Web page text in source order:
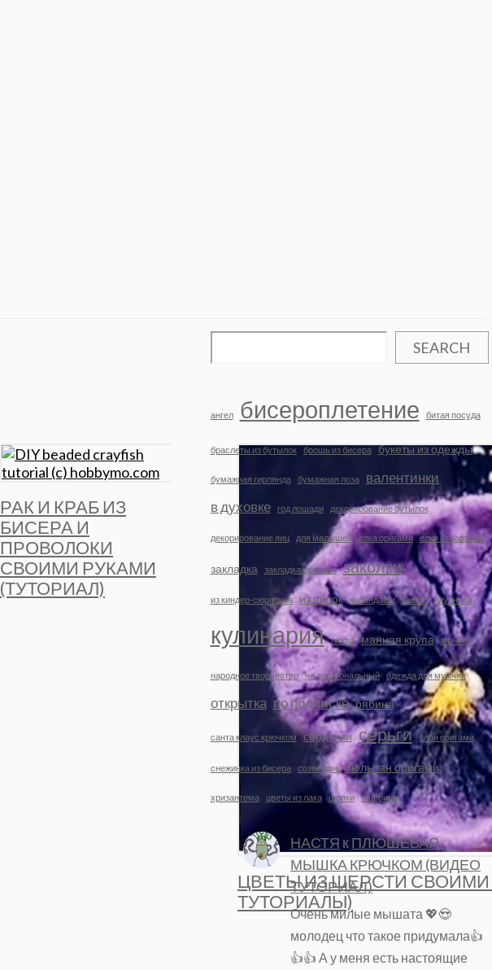
РАК И КРАБ ИЗ
БИСЕРА И
ПРОВОЛОКИ
СВОИМИ РУКАМИ
(ТУТОРИАЛ)
ЦВЕТЫ ИЗ ШЕРСТИ
ТУТОРИАЛЫ)
SEARCH
ангел бисероплетение битая посуда
браслеты из бутылок брошь из бисера букеты из одежды
бумажная гирлянда бумажная лоза
валентинки
в духовке
год лошади декорирование бутылок
декорирование яиц для малышей елка оригами елки из картона
закладка закладка оригами заколки
из киндер-сюрприза из яблок карандаши кашпо клубника
кулинария люфа манная крупа монеты
народное творчество не полигональный одежда для мужчин
открытка по подписке рябина
санта клаус крючком сердечки серьги слон оригами
снежинка из бисера созвездие тюльпан оригами
хризантема цветы из лака шапки ящерицы
НАСТЯ кПЛЮШЕВАЯ
МЫШКА КРЮЧКОМ (ВИДЕО
ТУТОРИАЛ)
Очень милые мышата 💖😍
молодец что такое придумала👍
👍👍 А у меня есть настоящие